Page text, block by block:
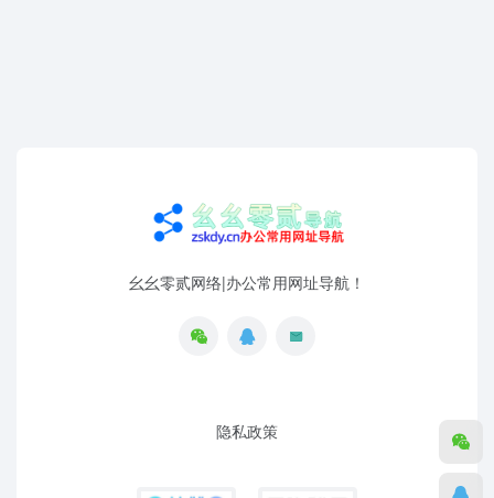
幺幺零贰网络|办公常用网址导航！
隐私政策